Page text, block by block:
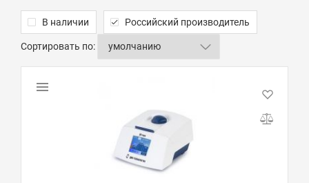
В наличии Российский производитель
Сортировать по: